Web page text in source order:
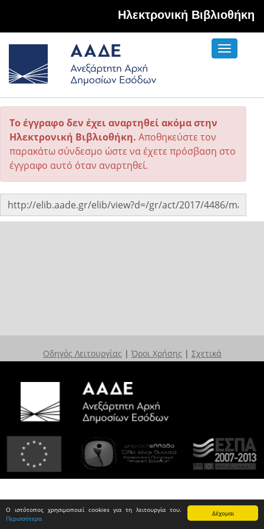
Δέχομαι
Ο ιστότοπος χρησιμοποιεί cookies για τη λειτουργία του.
Περισσότερα
Hλεκτρονική Βιβλιοθήκη
Toggle
Το έγγραφο δεν έχει αναρτηθεί ακόμα στην
Ηλεκτρονική Βιβλιοθήκη. Αποθηκεύστε τον
παρακάτω σύνδεσμο ώστε να έχετε πρόσβαση στο
έγγραφο αυτό όταν αναρτηθεί.
Οδηγός Λειτουργίας | Όροι Χρήσης | Σχετικά